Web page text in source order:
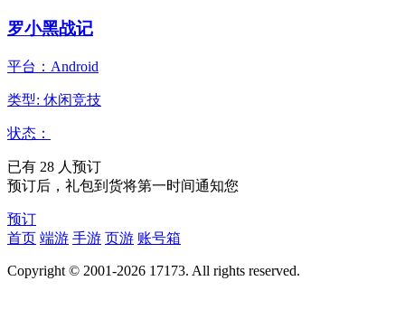
罗小黑战记
平台：Android
类型: 休闲竞技
状态：
已有 28 人预订
预订后，礼包到货将第一时间通知您
预订
首页 端游 手游 页游 账号箱
Copyright © 2001-2026 17173. All rights reserved.